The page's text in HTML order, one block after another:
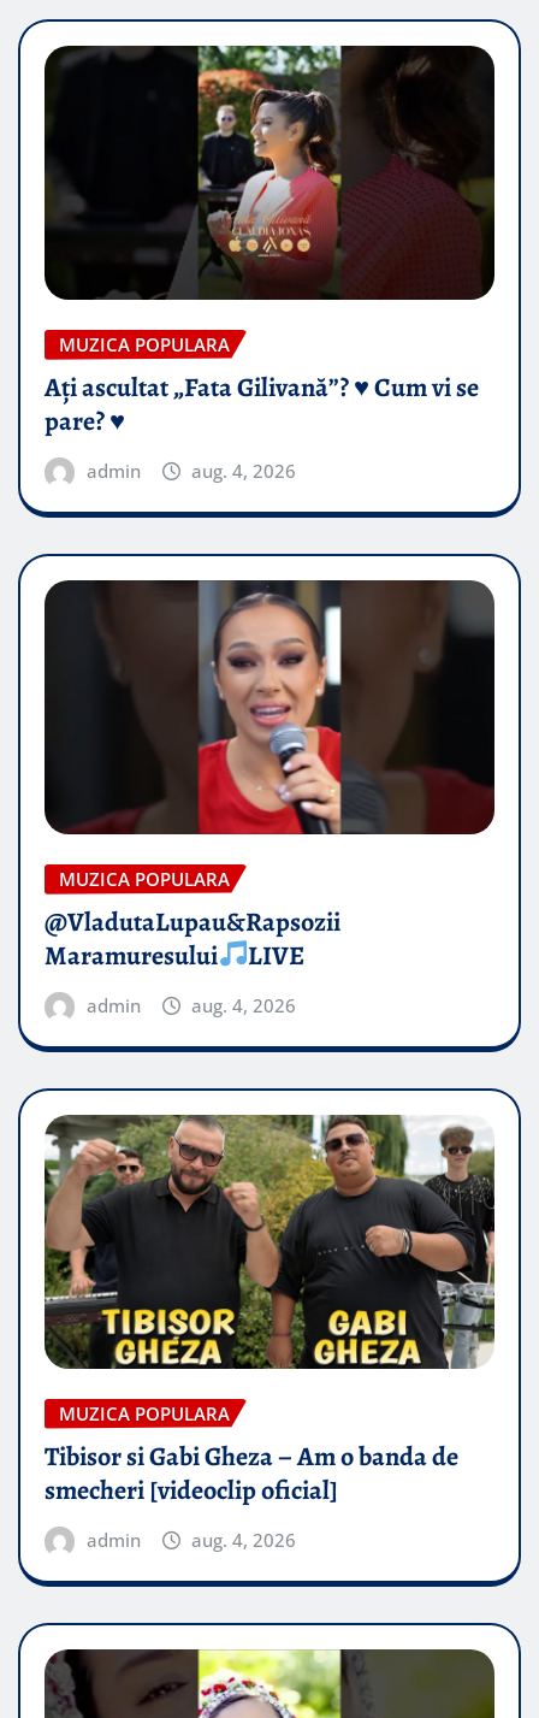
MUZICA POPULARA
Ați ascultat „Fata Gilivană”? ♥️ Cum vi se
pare? ♥️
admin aug. 4, 2026
MUZICA POPULARA
@VladutaLupau&Rapsozii
Maramuresului
LIVE
admin aug. 4, 2026
MUZICA POPULARA
Tibisor si Gabi Gheza – Am o banda de
smecheri [videoclip oficial]
admin aug. 4, 2026